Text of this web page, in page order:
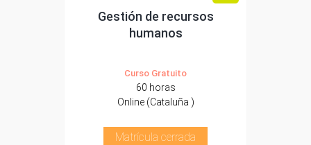
Gestión de recursos
humanos
Curso Gratuito
60 horas
Online (Cataluña )
Matrícula cerrada